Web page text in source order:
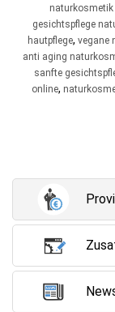
naturkosmetik
gesichtspflege
hautpflege, vegane
anti aging
sanfte
online,